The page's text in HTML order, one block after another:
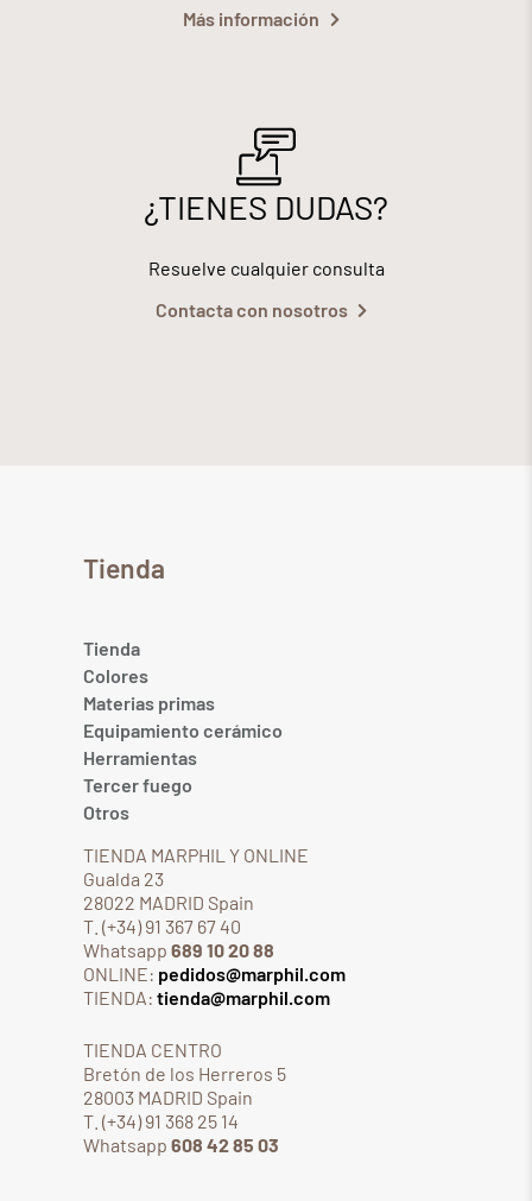
Más información
¿TIENES DUDAS?
Resuelve cualquier consulta
Contacta con nosotros
Tienda
Tienda
Colores
Materias primas
Equipamiento cerámico
Herramientas
Tercer fuego
Otros
TIENDA MARPHIL Y ONLINE
Gualda 23
28022 MADRID Spain
T. (+34) 91 367 67 40
Whatsapp 689 10 20 88
ONLINE: pedidos@marphil.com
TIENDA: tienda@marphil.com
TIENDA CENTRO
Bretón de los Herreros 5
28003 MADRID Spain
T. (+34) 91 368 25 14
Whatsapp 608 42 85 03